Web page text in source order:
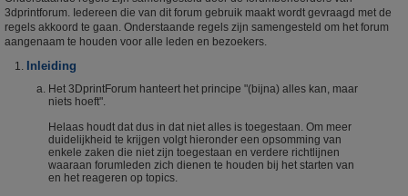
3dprintforum. Iedereen die van dit forum gebruik maakt wordt gevraagd met de
regels akkoord te gaan. Onderstaande regels zijn samengesteld om het forum
aangenaam te houden voor alle leden en bezoekers.
Inleiding
Het 3DprintForum hanteert het principe "(bijna) alles kan, maar
niets hoeft".
Helaas houdt dat dus in dat niet alles is toegestaan. Om meer
duidelijkheid te krijgen volgt hieronder een opsomming van
enkele zaken die niet zijn toegestaan en verdere richtlijnen
waaraan forumleden zich dienen te houden bij het starten van
en het reageren op topics.